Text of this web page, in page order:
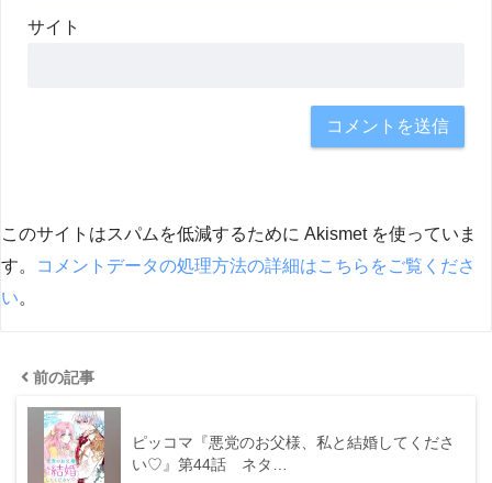
サイト
このサイトはスパムを低減するために Akismet を使っていま
す。
コメントデータの処理方法の詳細はこちらをご覧くださ
い。
前の記事
ピッコマ『悪党のお父様、私と結婚してくださ
い♡』第44話 ネタ…